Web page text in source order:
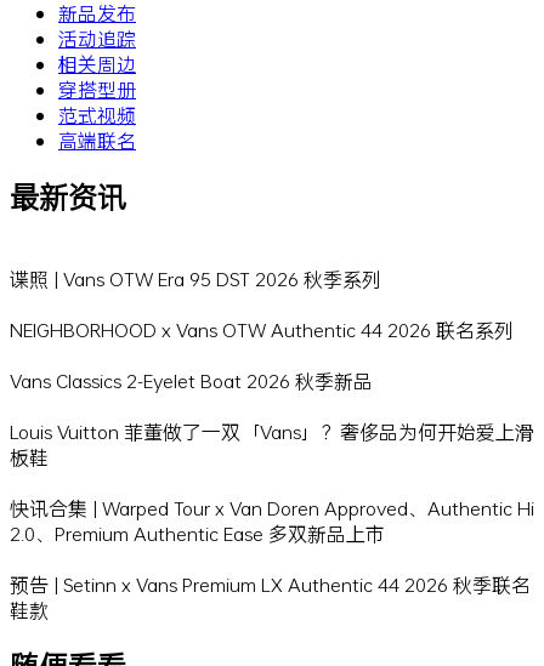
新品发布
活动追踪
相关周边
穿搭型册
范式视频
高端联名
最新资讯
谍照 | Vans OTW Era 95 DST 2026 秋季系列
NEIGHBORHOOD x Vans OTW Authentic 44 2026 联名系列
Vans Classics 2-Eyelet Boat 2026 秋季新品
Louis Vuitton 菲董做了一双「Vans」？奢侈品为何开始爱上滑
板鞋
快讯合集 | Warped Tour x Van Doren Approved、Authentic Hi
2.0、Premium Authentic Ease 多双新品上市
预告 | Setinn x Vans Premium LX Authentic 44 2026 秋季联名
鞋款